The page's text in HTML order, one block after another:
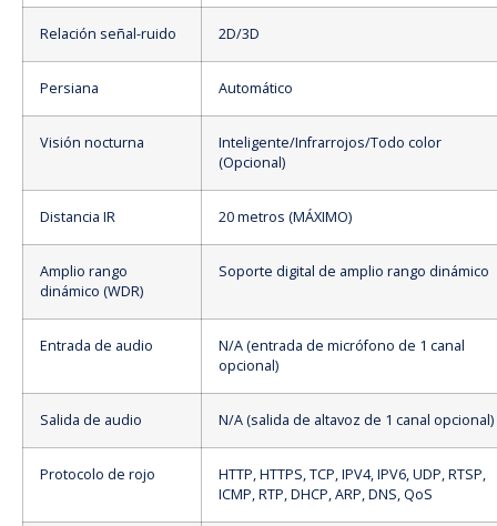
Relación señal-ruido 2D/3D
Persiana Automático
Visión nocturna
Inteligente/Infrarrojos/Todo color
(Opcional)
Distancia IR 20 metros (MÁXIMO)
Amplio rango
dinámico (WDR)
Soporte digital de amplio rango dinámico
Entrada de audio
N/A (entrada de micrófono de 1 canal
opcional)
Salida de audio N/A (salida de altavoz de 1 canal opcional)
Protocolo de rojo
HTTP, HTTPS, TCP, IPV4, IPV6, UDP, RTSP,
ICMP, RTP, DHCP, ARP, DNS, QoS